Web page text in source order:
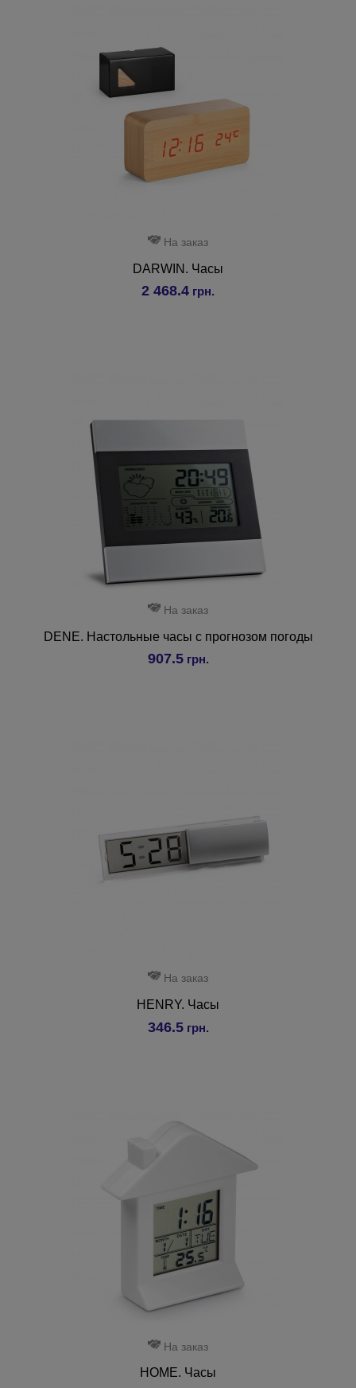
На заказ
DARWIN. Часы
2 468.4 грн.
На заказ
DENE. Настольные часы с прогнозом погоды
907.5грн.
На заказ
HENRY. Часы
346.5грн.
На заказ
HOME. Часы